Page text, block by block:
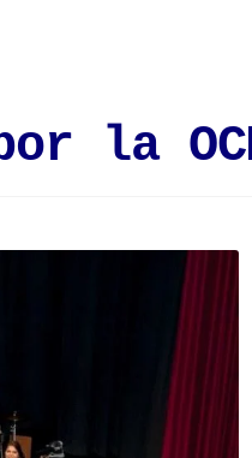
la